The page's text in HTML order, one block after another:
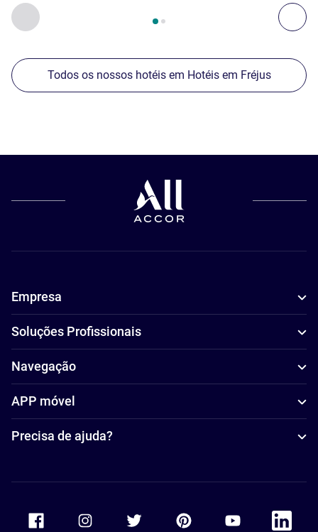
Anterior - Os nossos outros estabelecimentos nas
Página , Os nossos outros estabelecimentos nas
Todos os nossos hotéis em Hotéis em Fréjus
Empresa
Soluções Profissionais
Navegação
APP móvel
Precisa de ajuda?
Accor Facebook Accor TwitterAccor PinterestAccor Youtube
Accor